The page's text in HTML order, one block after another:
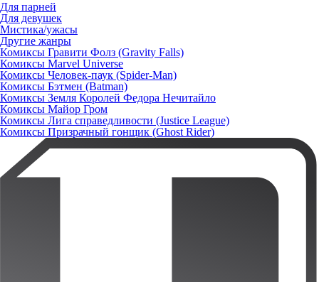
Для парней
Для девушек
Мистика/ужасы
Другие жанры
Комиксы Гравити Фолз (Gravity Falls)
Комиксы Marvel Universe
Комиксы Человек-паук (Spider-Man)
Комиксы Бэтмен (Batman)
Комиксы Земля Королей Федора Нечитайло
Комиксы Майор Гром
Комиксы Лига справедливости (Justice League)
Комиксы Призрачный гонщик (Ghost Rider)